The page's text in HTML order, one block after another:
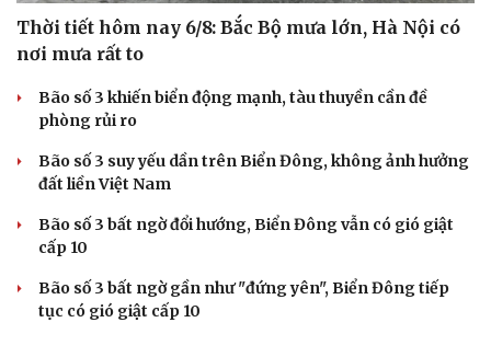
Thời tiết hôm nay 6/8: Bắc Bộ mưa lớn, Hà Nội có
nơi mưa rất to
Bão số 3 khiến biển động mạnh, tàu thuyền cần đề
phòng rủi ro
Bão số 3 suy yếu dần trên Biển Đông, không ảnh hưởng
đất liền Việt Nam
Bão số 3 bất ngờ đổi hướng, Biển Đông vẫn có gió giật
cấp 10
Bão số 3 bất ngờ gần như "đứng yên", Biển Đông tiếp
tục có gió giật cấp 10